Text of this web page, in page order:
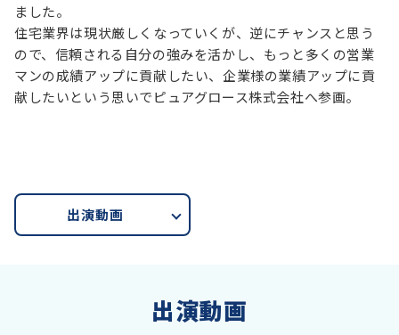
ました。
住宅業界は現状厳しくなっていくが、逆にチャンスと思う
ので、信頼される自分の強みを活かし、もっと多くの営業
マンの成績アップに貢献したい、企業様の業績アップに貢
献したいという思いでピュアグロース株式会社へ参画。
出演動画
出演動画